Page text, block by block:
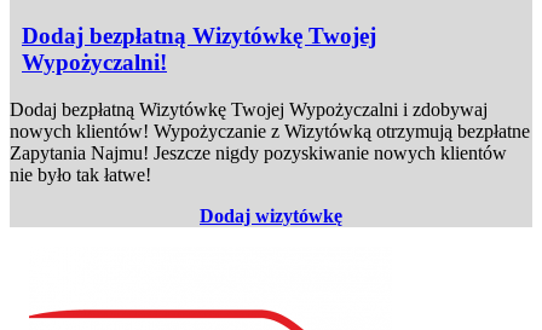
Dodaj bezpłatną Wizytówkę Twojej
Wypożyczalni!
Dodaj bezpłatną Wizytówkę Twojej Wypożyczalni i zdobywaj
nowych klientów! Wypożyczanie z Wizytówką otrzymują bezpłatne
Zapytania Najmu! Jeszcze nigdy pozyskiwanie nowych klientów
nie było tak łatwe!
Dodaj wizytówkę